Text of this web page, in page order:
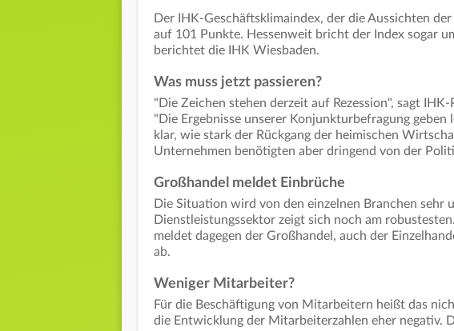
Der IHK-Geschäftsklimaindex, der die Aussichten
auf 101 Punkte. Hessenweit bricht der Index sogar
berichtet die IHK Wiesbaden.
Was muss jetzt passieren?
"Die Zeichen stehen derzeit auf Rezession", sagt
"Die Ergebnisse unserer Konjunkturbefragung geben
klar, wie stark der Rückgang der heimischen
Unternehmen benötigten aber dringend von der
Großhandel meldet Einbrüche
Die Situation wird von den einzelnen Branchen sehr
Dienstleistungssektor zeigt sich noch am
meldet dagegen der Großhandel, auch der
ab.
Weniger Mitarbeiter?
Für die Beschäftigung von Mitarbeitern heißt das
die Entwicklung der Mitarbeiterzahlen eher negativ.